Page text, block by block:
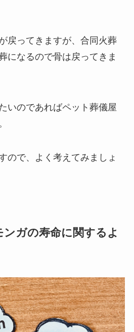
戻ってきますが、合同火葬
になるので骨は戻ってきま
いのであればペット葬儀屋
ので、よく考えてみましょ
ンガの寿命に関するよ